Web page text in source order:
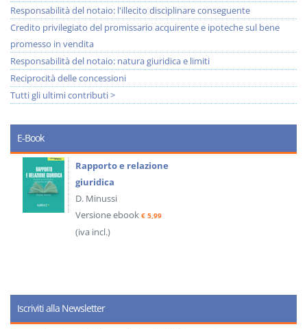
Responsabilità del notaio: l'illecito disciplinare conseguente
Credito privilegiato del promissario acquirente e ipoteche sul bene
promesso in vendita
Responsabilità del notaio: natura giuridica e limiti
Reciprocità delle concessioni
Tutti gli ultimi contributi >
E-Book
Rapporto e relazione
giuridica
D. Minussi
Versione ebook € 5,99
(iva incl.)
Iscriviti alla Newsletter